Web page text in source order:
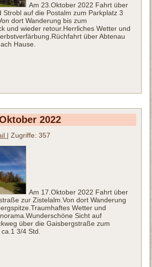
Am 23.Oktober 2022 Fahrt über
Strobl auf die Postalm zum Parkplatz 3
dort Wanderung bis zum
und wieder retour.Herrliches Wetter und
über Abtenau
Hause.
2022
| Zugriffe: 357
Am 17.Oktober 2022 Fahrt über
zur Zistelalm.Von dort Wanderung
Wetter und
Sicht auf
über die Gaisbergstraße zum
3/4 Std.